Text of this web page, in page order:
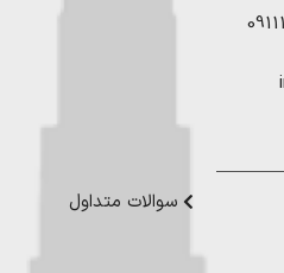
،خرید ویلا در چمستان
خرید ویلا
سوالات متداول